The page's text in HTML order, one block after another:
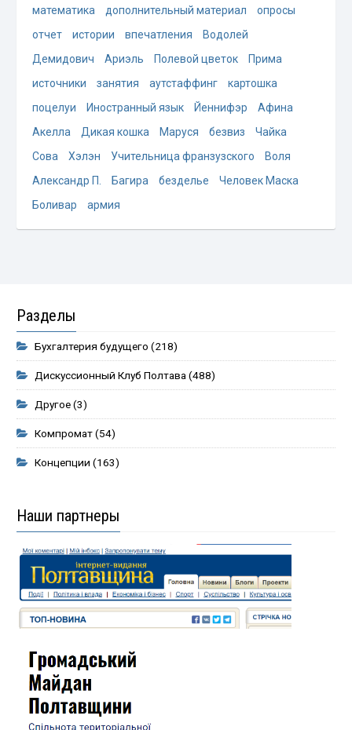
математика
дополнительный материал
опросы
отчет
истории впечатления
Водолей
Демидович
Ариэль Полевой цветок
Прима
источники
занятия аутстаффинг
картошка
поцелуи
Иностранный язык Йеннифэр
Афина
Акелла
Дикая кошка Маруся безвиз
Чайка
Сова
Хэлэн Учительница франзузского
Воля
Александр П.
Багира безделье
Человек Маска
Боливар
армия
Разделы
Бухгалтерия будущего (218)
Дискуссионный Клуб Полтава (488)
Другое(3)
Компромат(54)
Концепции (163)
Наши партнеры